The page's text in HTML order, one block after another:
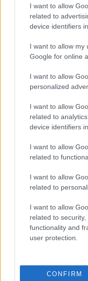
I want to allow
related to
device identifiers
I want to allow my
Google for online
I want to allow
personalized
I want to allow
related to
device identifiers
I want to allow
related to
I want to allow
related to
I want to allow
related to
functionality and
user protection.
CONFIRM
commesso
rifare tutto da
che ti arrivi una
pignoramento o
fallimento, ecc.
Pittella. Ah no, se
si applica
con l’Erario per
amministrazione
governo Meloni,
timidamente) per
legge infame: c’è
difesa solo a chi
della crisi
di finanziamento o
dell’azienda. Tutti
fiscalmente morto.